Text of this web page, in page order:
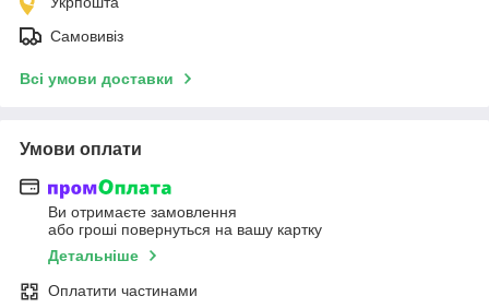
Самовивіз
Всі умови доставки
Умови оплати
Ви отримаєте замовлення
або гроші повернуться на вашу картку
Детальніше
Оплатити частинами